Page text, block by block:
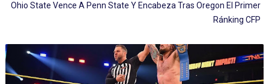
Ohio State Vence A Penn State Y Encabeza Tras Oregon El Primer
Ránking CFP